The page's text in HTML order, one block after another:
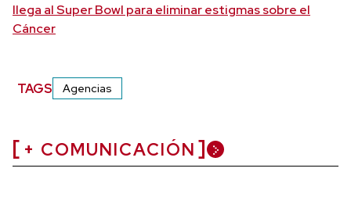
llega al Super Bowl para eliminar estigmas sobre el
Cáncer
TAGS Agencias
+ COMUNICACIÓN